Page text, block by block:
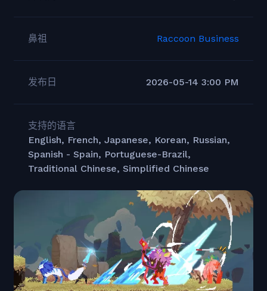
鼻祖 Raccoon Business
发布日 2026-05-14 3:00 PM
支持的语言
English, French, Japanese, Korean, Russian,
Spanish - Spain, Portuguese-Brazil,
Traditional Chinese, Simplified Chinese